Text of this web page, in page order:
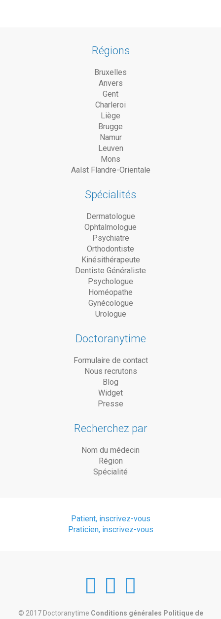
Régions
Bruxelles
Anvers
Gent
Charleroi
Liège
Brugge
Namur
Leuven
Mons
Aalst Flandre-Orientale
Spécialités
Dermatologue
Ophtalmologue
Psychiatre
Orthodontiste
Kinésithérapeute
Dentiste Généraliste
Psychologue
Homéopathe
Gynécologue
Urologue
Doctoranytime
Formulaire de contact
Nous recrutons
Blog
Widget
Presse
Recherchez par
Nom du médecin
Région
Spécialité
Patient, inscrivez-vous
Praticien, inscrivez-vous
atatat
© 2017 Doctoranytime Conditions générales Politique de